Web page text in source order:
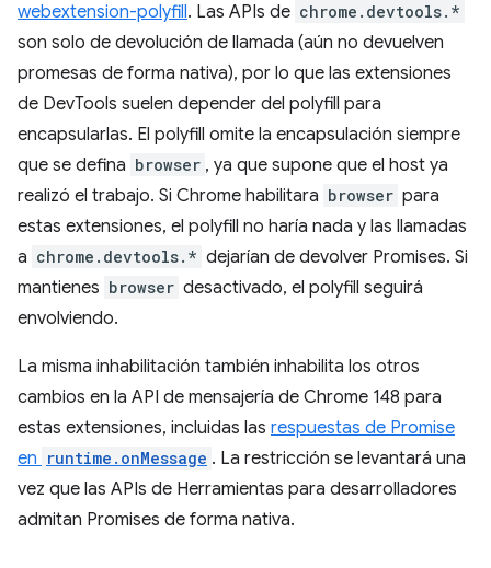
webextension-polyfill. Las APIs de chrome.devtools.*
son solo de devolución de llamada (aún no devuelven
promesas de forma nativa), por lo que las extensiones
de DevTools suelen depender del polyfill para
encapsularlas. El polyfill omite la encapsulación siempre
que se defina browser , ya que supone que el host ya
realizó el trabajo. Si Chrome habilitara browser para
estas extensiones, el polyfill no haría nada y las llamadas
a chrome.devtools.* dejarían de devolver Promises. Si
mantienes browser desactivado, el polyfill seguirá
envolviendo.
La misma inhabilitación también inhabilita los otros
cambios en la API de mensajería de Chrome 148 para
estas extensiones, incluidas las respuestas de Promise
en runtime.onMessage . La restricción se levantará una
vez que las APIs de Herramientas para desarrolladores
admitan Promises de forma nativa.